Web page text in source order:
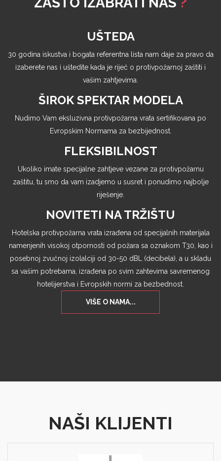
UŠTEDA
30 godina iskustva i bogata referentna lista nam daje za pravo da
izaberete nas i uštedite kada je riječ o protivpožarnoj zaštiti i
vašim zahtjevima.
ŠIROK SPEKTAR MODELA
Nudimo Vam eksluzivna protivpožarna vrata sertifikovana po
Evropskim Normama za bezbijednost.
FLEKSIBILNOST
Ukoliko imate specijalne zahtjeve vezane za protivpožarnu
zaštitu, tu smo da vam izadjemo u susret i ponudimo najbolje
riješenje.
NOVITETI NA TRŽIŠTU
Hotelska protivpožarna vrata izrađena od specijalnih materijala
namenjenih visokoj otpornosti od požara sa oznakom T30, kao i
posebnoj zvučnoj izolalciji od 30-50 dBL (decibela), a u skladu
sa vašim potrebama, izrađena po svim zahtevima savremenog
hotelijerstva i Evropskih normi za bezbednost.
VIŠE O NAMA...
NAŠI KLIJENTI